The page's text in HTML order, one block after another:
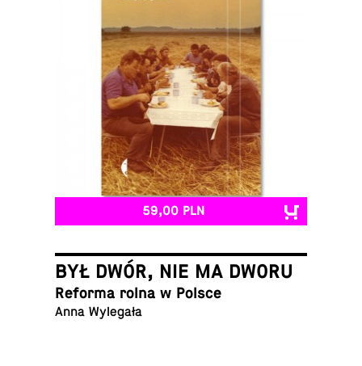
59,00 PLN
BYŁ DWÓR, NIE MA DWORU
Reforma rolna w Polsce
Anna Wylegała